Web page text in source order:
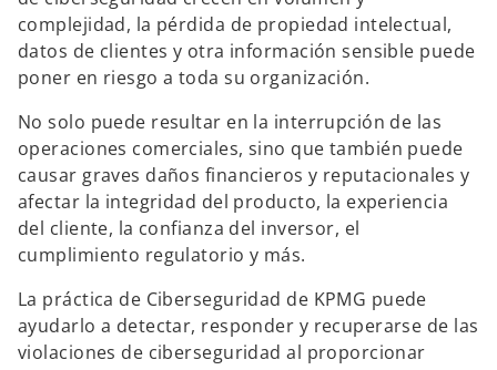
a
u
e
v
a
n
u
v
a
n
u
v
complejidad, la pérdida de propiedad intelectual,
datos de clientes y otra información sensible puede
poner en riesgo a toda su organización.
No solo puede resultar en la interrupción de las
operaciones comerciales, sino que también puede
causar graves daños financieros y reputacionales y
afectar la integridad del producto, la experiencia
del cliente, la confianza del inversor, el
cumplimiento regulatorio y más.
La práctica de Ciberseguridad de KPMG puede
ayudarlo a detectar, responder y recuperarse de las
violaciones de ciberseguridad al proporcionar